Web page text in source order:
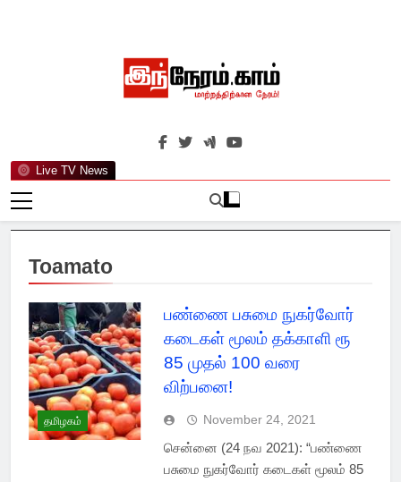
Live TV News
இந்நேரம்.காம்
செய்திகளுக்கு அப்பால்…
Toamato
தமிழகம்
பண்ணை பசுமை நுகர்வோர்
கடைகள் மூலம் தக்காளி ரூ
85 முதல் 100 வரை
விற்பனை!
November 24, 2021
சென்னை (24 நவ 2021): “பண்ணை
பசுமை நுகர்வோர் கடைகள் மூலம் 85